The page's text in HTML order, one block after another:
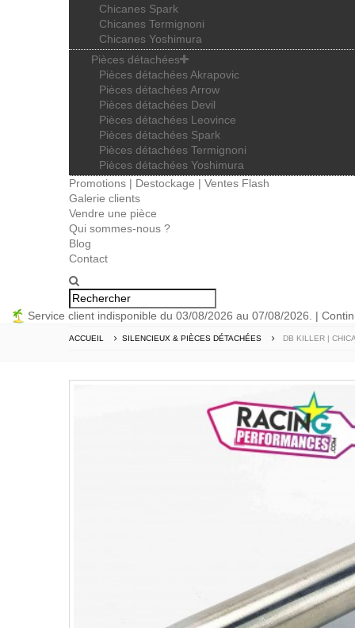
Chicanes Spark
Chicanes Termignoni
Chicanes Yoshimura
Pièces détachées
Pièces détachées Akrapovic
Pièces détachées Arrow
Pièces détachées Devil
Pièces détachées Leovince
Pièces détachées Spark
Pièces détachées Termignoni
Pièces détachées Yoshimura
Promotions | Destockage | Ventes Flash
Galerie clients
Vendre une pièce
Qui sommes-nous ?
Blog
Contact
Service client indisponible du 03/08/2026 au 07/08/2026. |
ACCUEIL SILENCIEUX & PIÈCES DÉTACHÉES DB KILLER |